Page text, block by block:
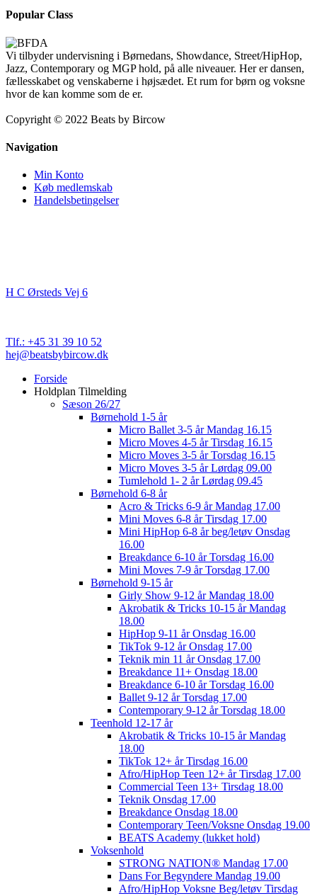
Popular Class
Vi tilbyder undervisning i Børnedans, Showdance, Street/HipHop,
Jazz, Contemporary og MGP hold, på alle niveauer. Her er dansen,
fællesskabet og venskaberne i højsædet. Et rum for børn og voksne
hvor de kan komme som de er.
Copyright © 2022 Beats by Bircow
Navigation
Min Konto
Køb medlemskab
Handelsbetingelser
H C Ørsteds Vej 6
Tlf.: +45 31 39 10 52
hej@beatsbybircow.dk
Close
Menu
Forside
Holdplan Tilmelding
Sæson 26/27
Børnehold 1-5 år
Micro Ballet 3-5 år Mandag 16.15
Micro Moves 4-5 år Tirsdag 16.15
Micro Moves 3-5 år Torsdag 16.15
Micro Moves 3-5 år Lørdag 09.00
Tumlehold 1- 2 år Lørdag 09.45
Børnehold 6-8 år
Acro & Tricks 6-9 år Mandag 17.00
Mini Moves 6-8 år Tirsdag 17.00
Mini HipHop 6-8 år beg/letøv Onsdag
16.00
Breakdance 6-10 år Torsdag 16.00
Mini Moves 7-9 år Torsdag 17.00
Børnehold 9-15 år
Girly Show 9-12 år Mandag 18.00
Akrobatik & Tricks 10-15 år Mandag
18.00
HipHop 9-11 år Onsdag 16.00
TikTok 9-12 år Onsdag 17.00
Teknik min 11 år Onsdag 17.00
Breakdance 11+ Onsdag 18.00
Breakdance 6-10 år Torsdag 16.00
Ballet 9-12 år Torsdag 17.00
Contemporary 9-12 år Torsdag 18.00
Teenhold 12-17 år
Akrobatik & Tricks 10-15 år Mandag
18.00
TikTok 12+ år Tirsdag 16.00
Afro/HipHop Teen 12+ år Tirsdag 17.00
Commercial Teen 13+ Tirsdag 18.00
Teknik Onsdag 17.00
Breakdance Onsdag 18.00
Contemporary Teen/Voksne Onsdag 19.00
BEATS Academy (lukket hold)
Voksenhold
STRONG NATION® Mandag 17.00
Dans For Begyndere Mandag 19.00
Afro/HipHop Voksne Beg/letøv Tirsdag